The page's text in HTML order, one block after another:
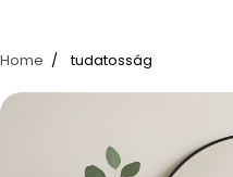
Home tudatosság